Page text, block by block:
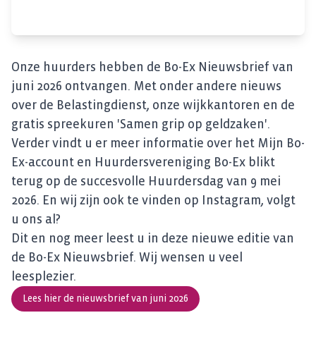
Onze huurders hebben de Bo-Ex Nieuwsbrief van
juni 2026 ontvangen. Met onder andere nieuws
over de Belastingdienst, onze wijkkantoren en de
gratis spreekuren 'Samen grip op geldzaken'.
Verder vindt u er meer informatie over het Mijn Bo-
Ex-account en Huurdersvereniging Bo-Ex blikt
terug op de succesvolle Huurdersdag van 9 mei
2026. En wij zijn ook te vinden op Instagram, volgt
u ons al?
Dit en nog meer leest u in deze nieuwe editie van
de Bo-Ex Nieuwsbrief. Wij wensen u veel
leesplezier.
Lees hier de nieuwsbrief van juni 2026